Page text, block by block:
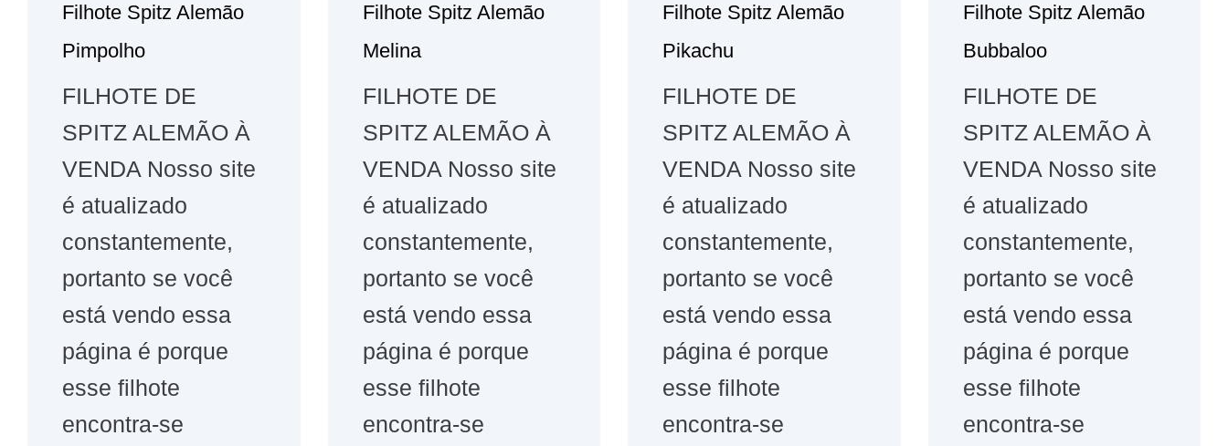
Filhote Spitz Alemão
Pimpolho
FILHOTE DE
SPITZ ALEMÃO À
VENDA Nosso site
é atualizado
constantemente,
portanto se você
está vendo essa
página é porque
esse filhote
encontra-se
Filhote Spitz Alemão
Melina
FILHOTE DE
SPITZ ALEMÃO À
VENDA Nosso site
é atualizado
constantemente,
portanto se você
está vendo essa
página é porque
esse filhote
encontra-se
Filhote Spitz Alemão
Pikachu
FILHOTE DE
SPITZ ALEMÃO À
VENDA Nosso site
é atualizado
constantemente,
portanto se você
está vendo essa
página é porque
esse filhote
encontra-se
Filhote Spitz Alemão
Bubbaloo
FILHOTE DE
SPITZ ALEMÃO À
VENDA Nosso site
é atualizado
constantemente,
portanto se você
está vendo essa
página é porque
esse filhote
encontra-se